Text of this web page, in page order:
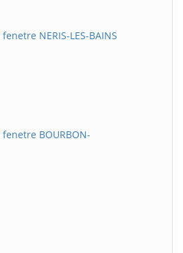
NERIS-LES-BAINS
BOURBON-